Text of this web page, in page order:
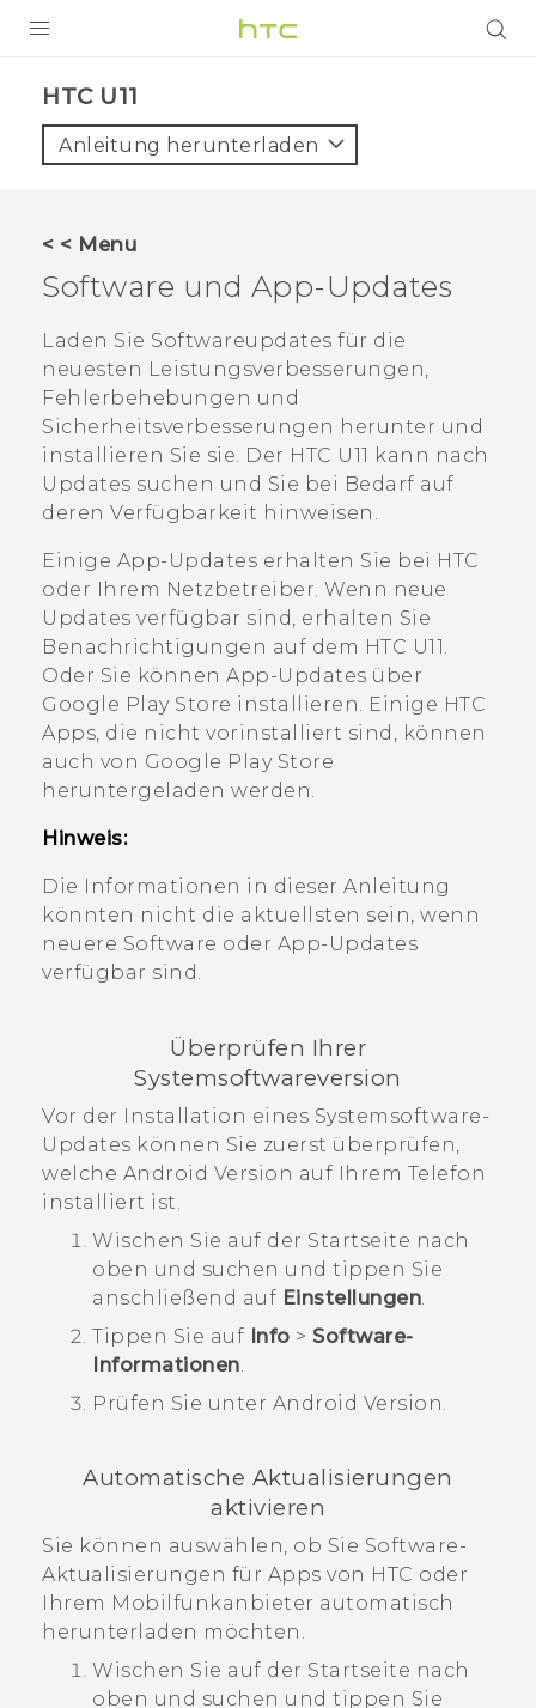
VIVE
UNTERSTÜTZUNG
HTC-Geräte und Zubehör
Anmelden
HTC U11‎
Anleitung herunterladen
< < Menu
Software und App-Updates
Laden Sie Softwareupdates für die
neuesten Leistungsverbesserungen,
Fehlerbehebungen und
Sicherheitsverbesserungen herunter und
installieren Sie sie. Der HTC U11 kann nach
Updates suchen und Sie bei Bedarf auf
deren Verfügbarkeit hinweisen.
Einige App-Updates erhalten Sie bei HTC
oder Ihrem Netzbetreiber. Wenn neue
Updates verfügbar sind, erhalten Sie
Benachrichtigungen auf dem HTC U11.
Oder Sie können App-Updates über
Google Play Store installieren. Einige HTC
Apps, die nicht vorinstalliert sind, können
auch von Google Play Store
heruntergeladen werden.
Hinweis:
Die Informationen in dieser Anleitung
könnten nicht die aktuellsten sein, wenn
neuere Software oder App-Updates
verfügbar sind.
Überprüfen Ihrer
Systemsoftwareversion
Vor der Installation eines Systemsoftware-
Updates können Sie zuerst überprüfen,
welche Android Version auf Ihrem Telefon
installiert ist.
Wischen Sie auf der Startseite nach
oben und suchen und tippen Sie
anschließend auf Einstellungen.
Tippen Sie auf Info > Software-
Informationen.
Prüfen Sie unter Android Version.
Automatische Aktualisierungen
aktivieren
Sie können auswählen, ob Sie Software-
Aktualisierungen für Apps von HTC oder
Ihrem Mobilfunkanbieter automatisch
herunterladen möchten.
Wischen Sie auf der Startseite nach
oben und suchen und tippen Sie